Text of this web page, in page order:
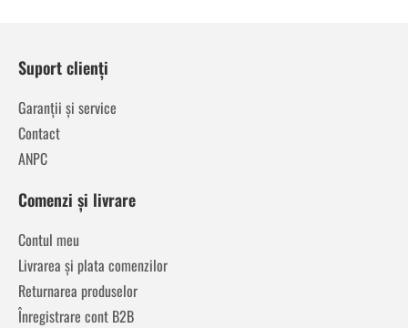
Suport clienți
Garanții și service
Contact
ANPC
Comenzi și livrare
Contul meu
Livrarea și plata comenzilor
Returnarea produselor
Înregistrare cont B2B